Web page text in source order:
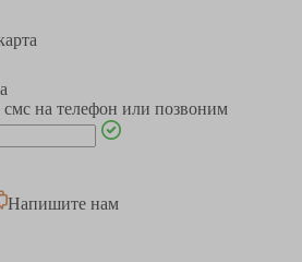
на телефон или позвоним
Напишите нам